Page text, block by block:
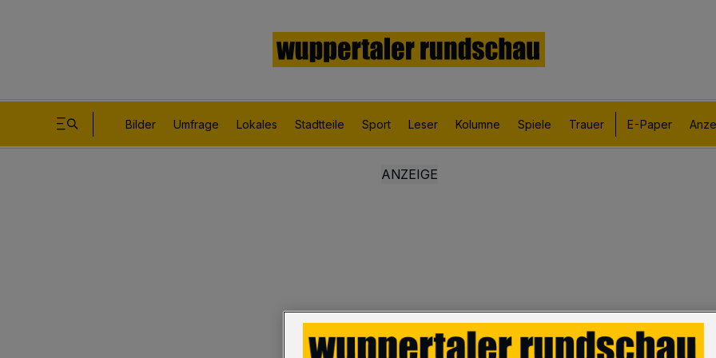
Bilder Umfrage Lokales Stadtteile Sport Leser Kolumne Spiele Trauer E-Paper